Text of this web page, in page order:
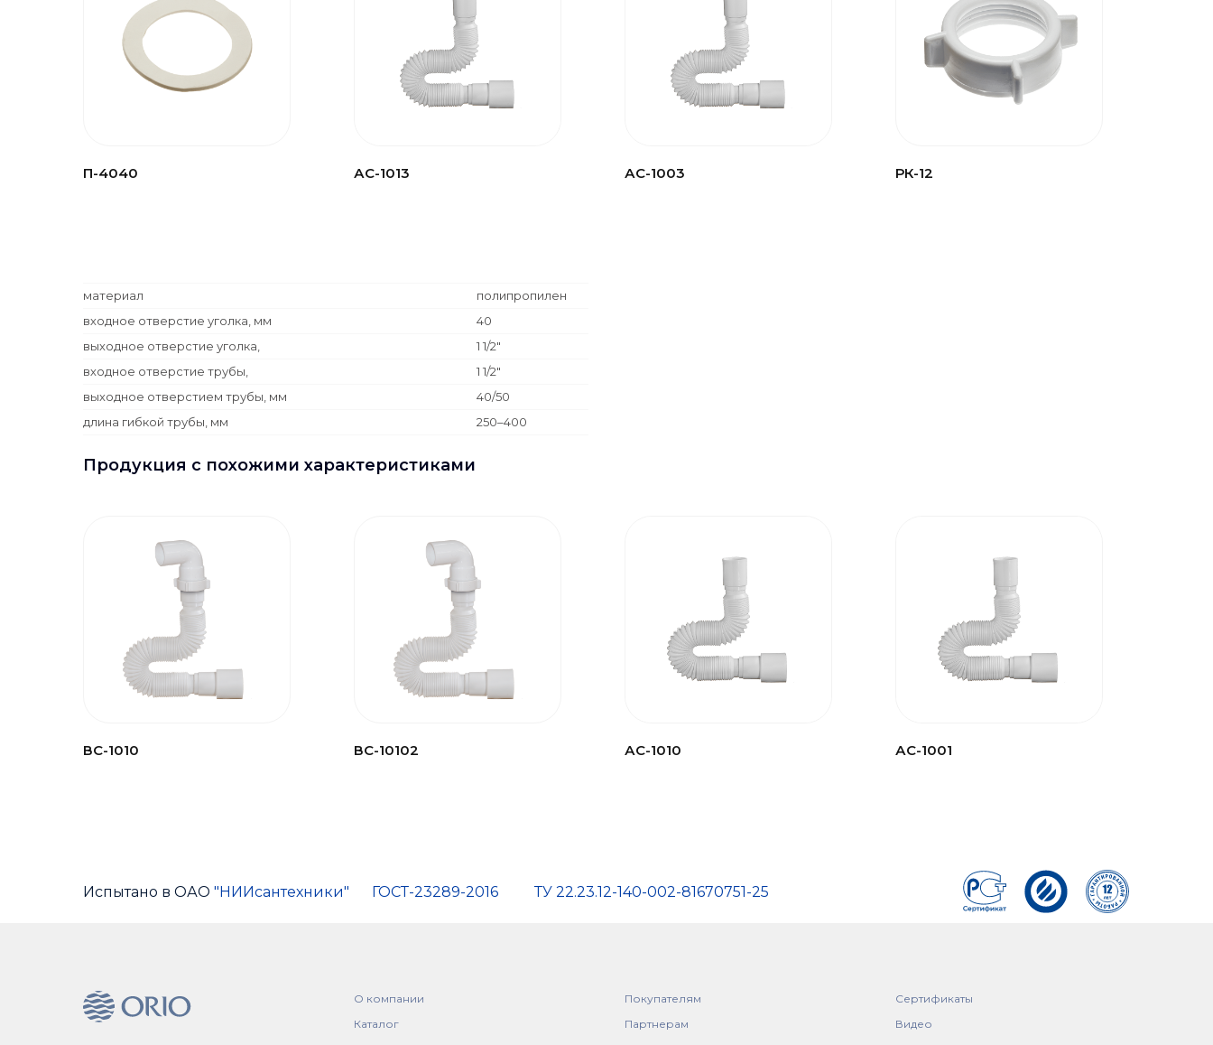
П-4040 АС-1013 АС-1003 РК-12
материал
полипропилен
входное отверстие уголка, мм
40
выходное отверстие уголка,
1 1/2"
входное отверстие трубы,
1 1/2"
выходное отверстием трубы, мм
40/50
длина гибкой трубы, мм
250–400
Продукция с похожими характеристиками
ВС-1010 ВС-10102 АС-1010 АС-1001
Испытано в ОАО "НИИсантехники" ТУ 22.23.12-140-002-81670751-25
ГОСТ-23289-2016
О компании
Каталог
Покупателям
Партнерам
Сертификаты
Видео